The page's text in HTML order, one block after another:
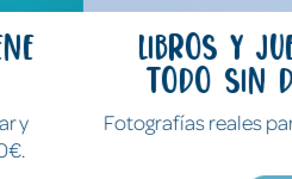
Libros y juegos
todo sin decir
Fotografías reales para